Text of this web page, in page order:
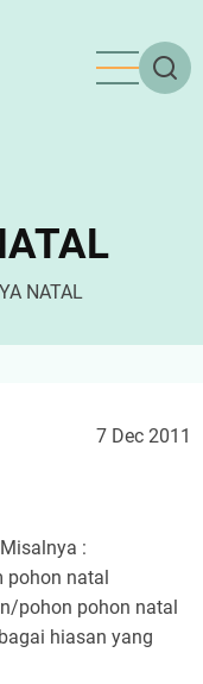
NATAL
7 Dec 2011
:
natal
pohon pohon natal
hiasan yang